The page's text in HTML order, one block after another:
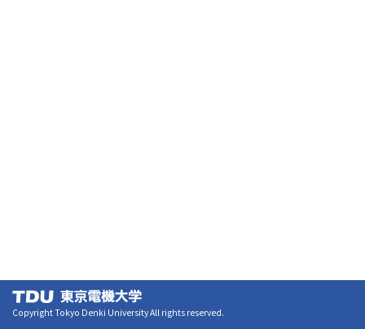
Copyright Tokyo Denki University All rights reserved.